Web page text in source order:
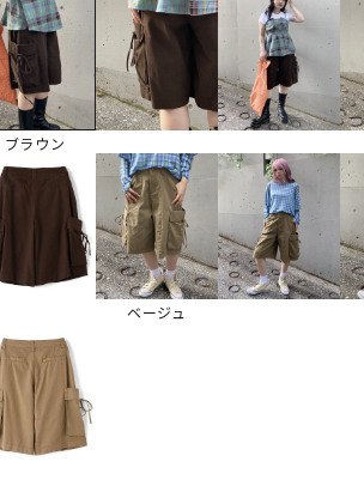
ブラウン
ベージュ